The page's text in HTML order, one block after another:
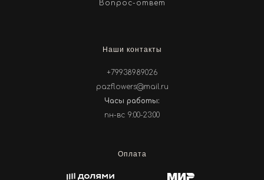
Наши контакты
+79938989026
pazflowers@mail.ru
Часы работы:
пн-вс 9:00-23:00
Вопрос-ответ
Оплата